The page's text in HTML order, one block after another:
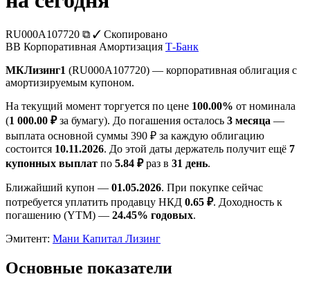
RU000A107720 ⧉ ✓ Скопировано
BB Корпоративная Амортизация Т-Банк
МКЛизинг1 (RU000A107720) — корпоративная облигация с
амортизируемым купоном.
На текущий момент торгуется по цене 100.00% от номинала
(1 000.00 ₽за бумагу). До погашения осталось 3 месяца —
выплата основной суммы 390 ₽ за каждую облигацию
состоится 10.11.2026. До этой даты держатель получит ещё 7
купонных выплат по 5.84 ₽раз в 31 день.
Ближайший купон — 01.05.2026. При покупке сейчас
потребуется уплатить продавцу НКД 0.65 ₽. Доходность к
погашению (YTM) — 24.45% годовых.
Эмитент: Мани Капитал Лизинг
Основные показатели